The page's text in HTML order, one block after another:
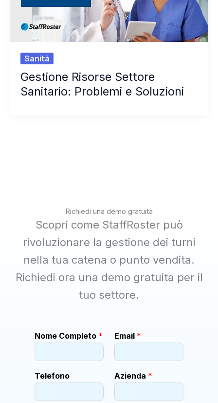
Sanità
Gestione Risorse Settore
Sanitario: Problemi e Soluzioni
Richiedi una demo gratuita
Scopri come StaffRoster può
rivoluzionare la gestione dei turni
nella tua catena o punto vendita.
Richiedi ora una demo gratuita per il
tuo settore.
Nome Completo * Email *
Telefono Azienda *